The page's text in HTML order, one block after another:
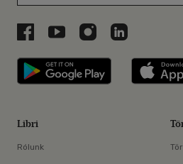
Libri a Facebookon
Libri a Youtube-on
Libri azLibri a
Libri
Libri
Rólunk